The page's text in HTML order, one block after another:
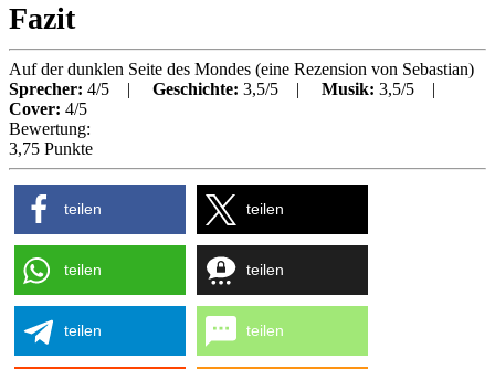
Fazit
Auf der dunklen Seite des Mondes (eine Rezension von Sebastian)
Sprecher: 4/5 | Geschichte: 3,5/5 | Musik: 3,5/5 |
Cover: 4/5
Bewertung:
3,75 Punkte
teilen teilen
teilen teilen
teilen teilen